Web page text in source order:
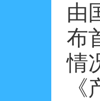
由
布
情